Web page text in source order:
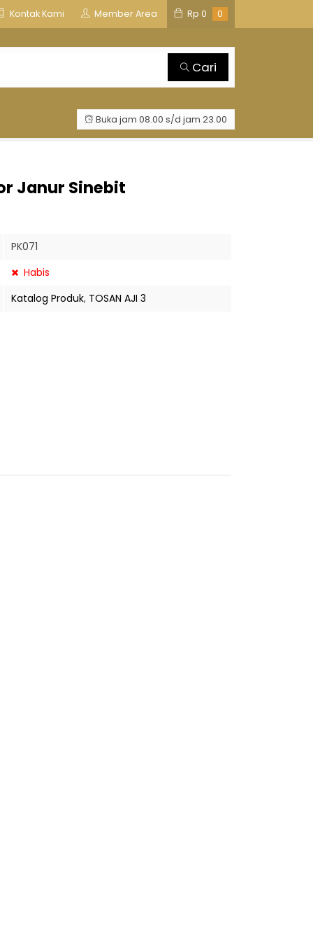
Kontak Kami Member Area Rp 0 0
TOSAN AJI GROUP
Cari
Buka jam 08.00 s/d jam 23.00
Janur Sinebit
PK071
Habis
Katalog Produk, TOSAN AJI 3